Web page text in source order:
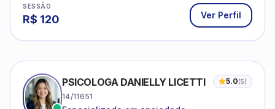
SESSÃO
R$ 120 Ver Perfil
PSICOLOGA DANIELLY LICETTI 5.0(5)
14/11651